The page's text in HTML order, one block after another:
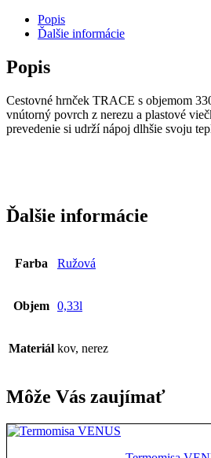
Popis
Ďalšie informácie
Popis
Cestovné hrnček TRACE s objemom
vnútorný povrch z nerezu a plastové
prevedenie si udrží nápoj dlhšie svoju
Ďalšie informácie
Farba Ružová
Objem 0,33l
Materiál kov, nerez
Môže Vás zaujímať